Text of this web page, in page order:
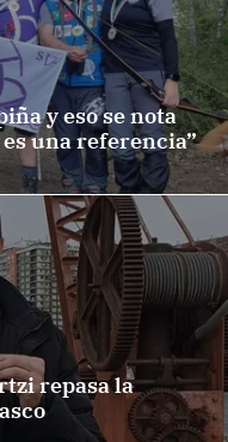
y eso se nota
una referencia”
repasa la